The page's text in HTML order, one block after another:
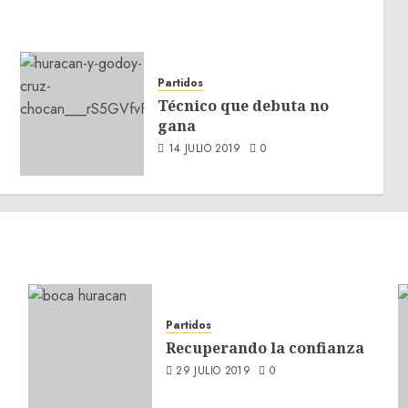
Partidos
Técnico que debuta no
gana
14 JULIO 2019 0
Partidos
Recuperando la confianza
29 JULIO 2019 0